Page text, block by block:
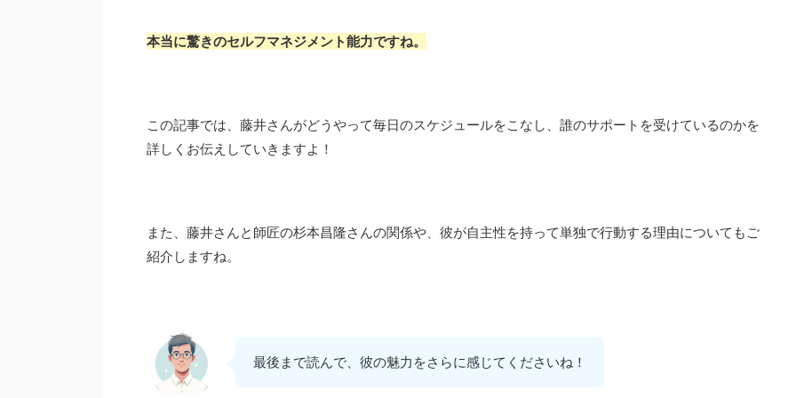
本当に驚きのセルフマネジメント能力ですね。
この記事では、藤井さんがどうやって毎日のスケジュールをこなし、誰のサポートを受けているのかを
詳しくお伝えしていきますよ！
また、藤井さんと師匠の杉本昌隆さんの関係や、彼が自主性を持って単独で行動する理由についてもご
紹介しますね。
最後まで読んで、彼の魅力をさらに感じてくださいね！